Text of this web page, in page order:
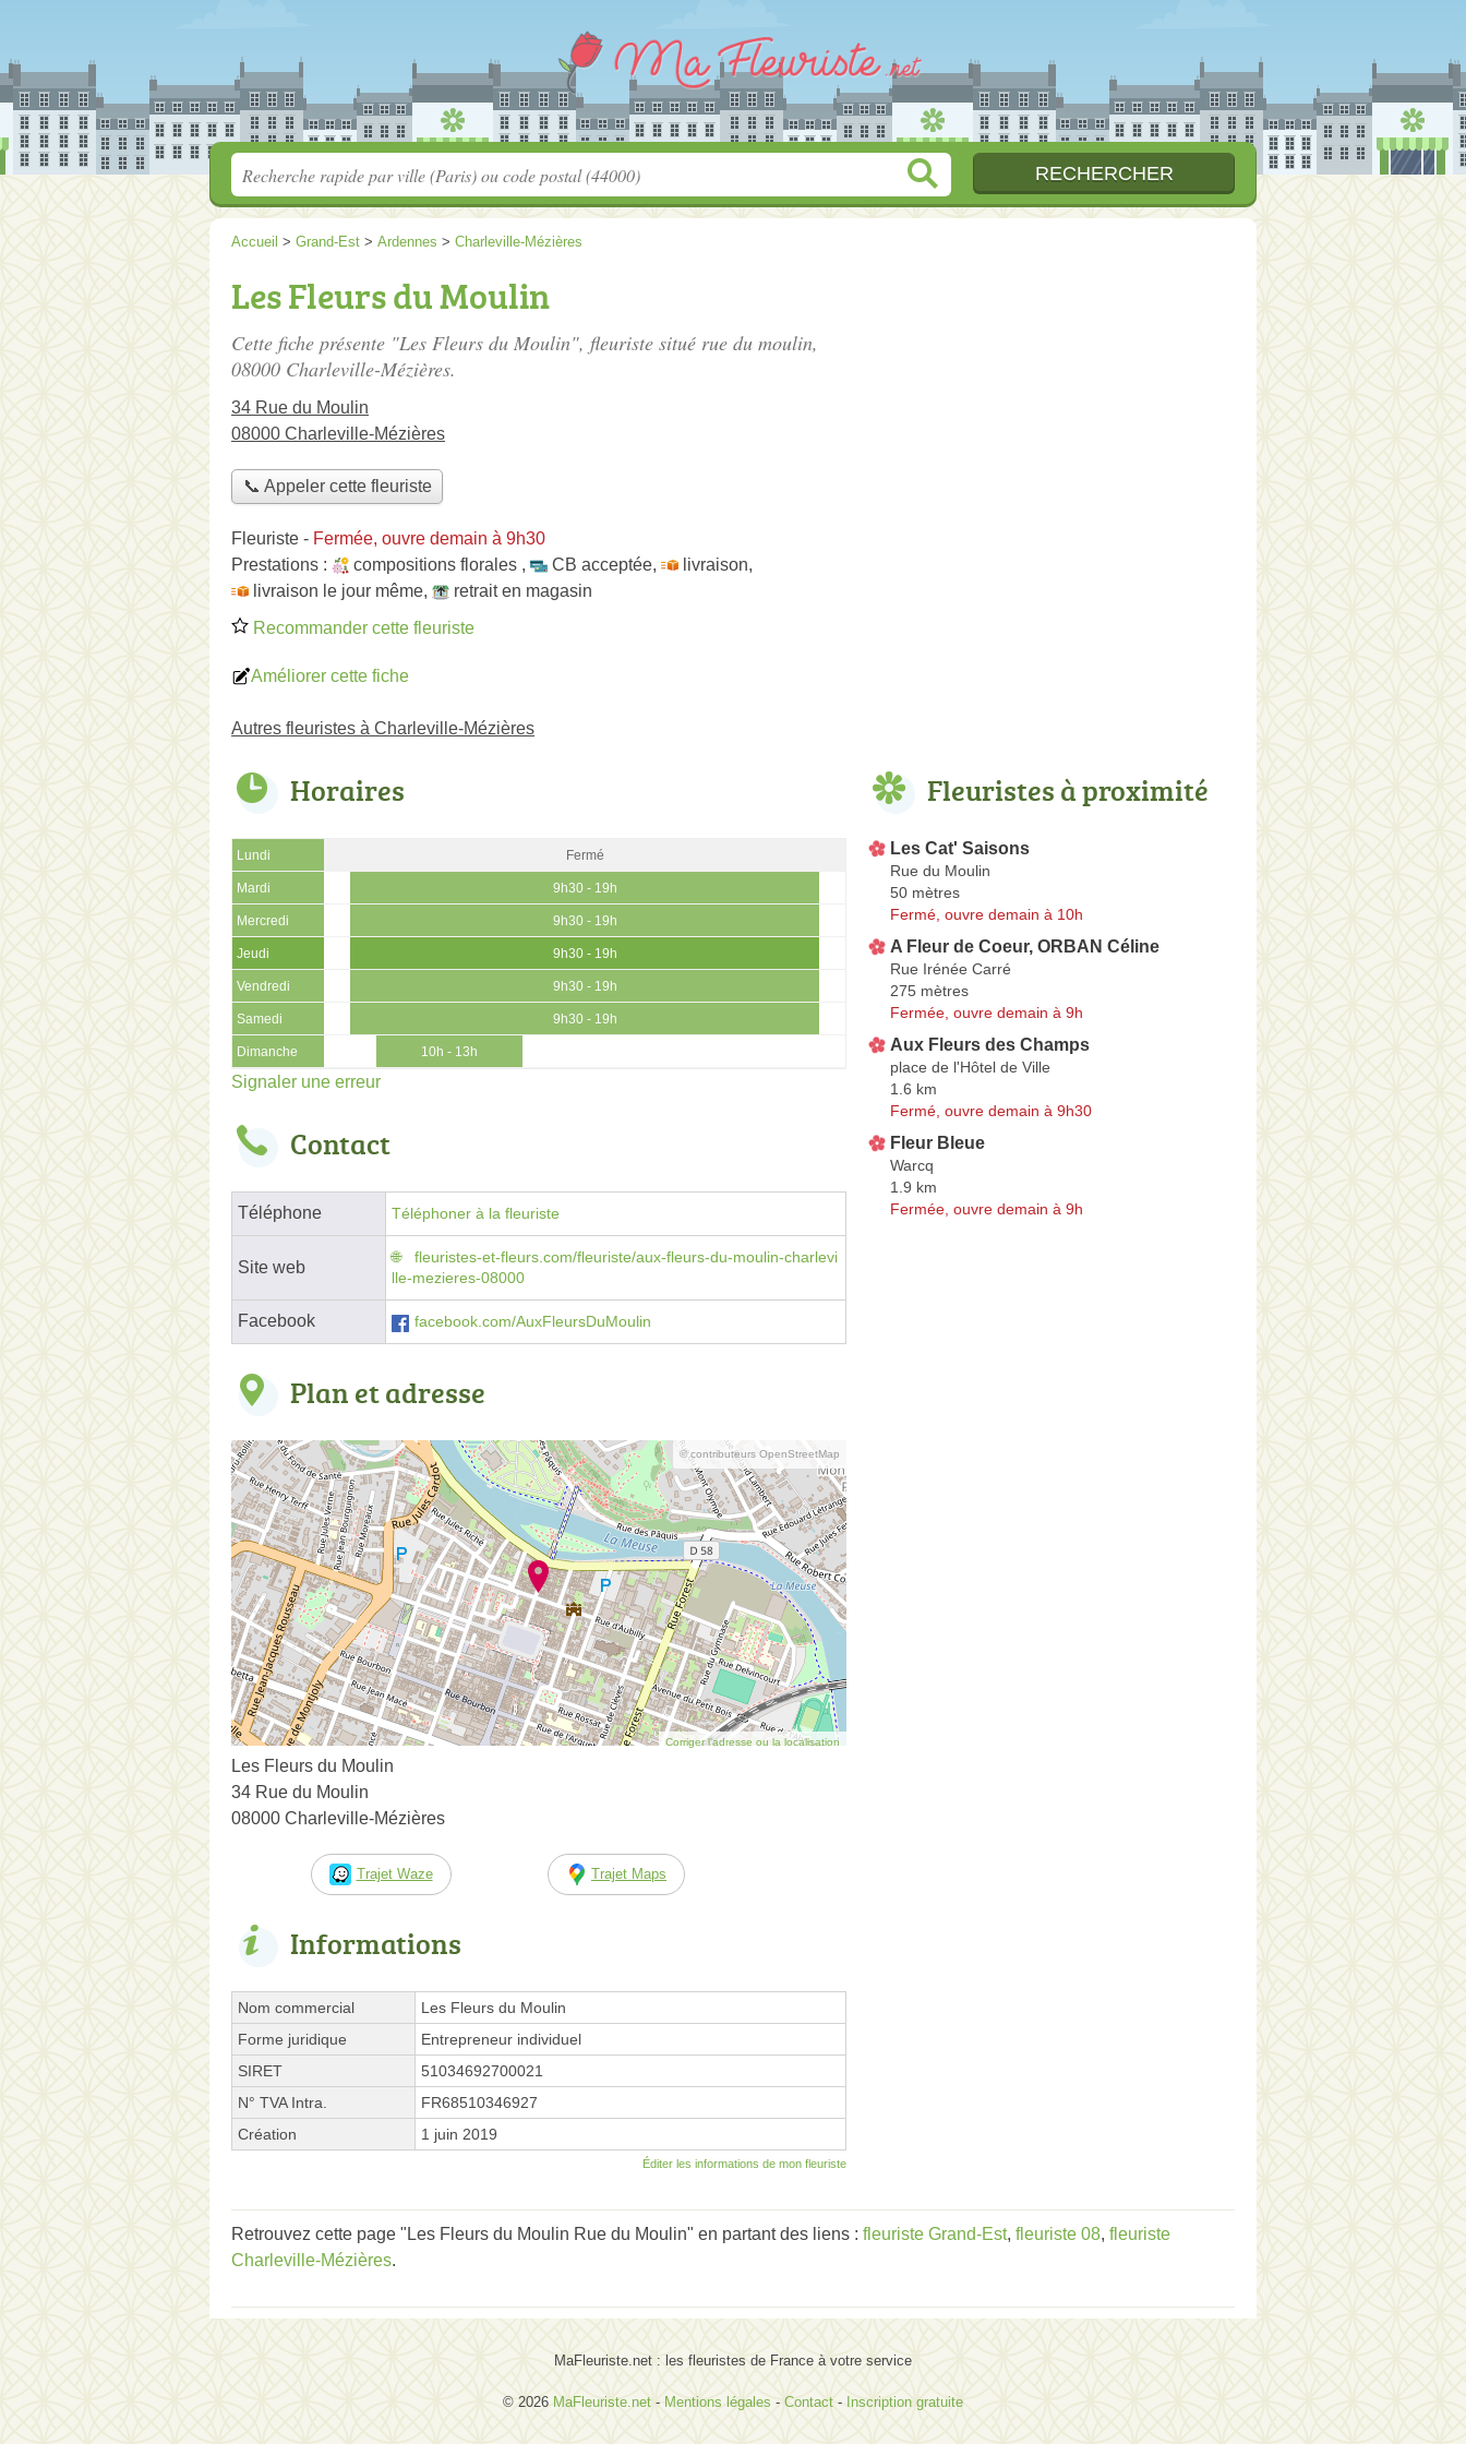
Accueil > Grand-Est > Ardennes > Charleville-Mézières
Les Fleurs du Moulin
Cette fiche présente "Les Fleurs du Moulin", fleuriste situé rue du moulin,
08000 Charleville-Mézières.
34 Rue du Moulin
08000 Charleville-Mézières
📞 Appeler cette fleuriste
Fleuriste - Fermée, ouvre demain à 9h30
Prestations :
compositions florales , CB acceptée, livraison,
livraison le jour même,
retrait en magasin
Recommander cette fleuriste
Améliorer cette fiche
Autres fleuristes à Charleville-Mézières
Horaires
Lundi Fermé
Mardi 9h30 - 19h
Mercredi 9h30 - 19h
Jeudi 9h30 - 19h
Vendredi 9h30 - 19h
Samedi 9h30 - 19h
Dimanche 10h - 13h
Signaler une erreur
Contact
Téléphone Téléphoner à la fleuriste
Site web
fleuristes-et-fleurs.com/fleuriste/aux-fleurs-du-moulin-charlevi
lle-mezieres-08000
Facebook facebook.com/AuxFleursDuMoulin
Plan et adresse
© contributeurs OpenStreetMap
Corriger l’adresse ou la localisation
Les Fleurs du Moulin
34 Rue du Moulin
08000 Charleville-Mézières
Trajet Waze Trajet Maps
Informations
Nom commercial
Les Fleurs du Moulin
Forme juridique
Entrepreneur individuel
SIRET
51034692700021
N° TVA Intra.
FR68510346927
Création
1 juin 2019
Éditer les informations de mon fleuriste
Fleuristes à proximité
Les Cat' Saisons
Rue du Moulin
50 mètres
Fermé, ouvre demain à 10h
A Fleur de Coeur, ORBAN Céline
Rue Irénée Carré
275 mètres
Fermée, ouvre demain à 9h
Aux Fleurs des Champs
place de l'Hôtel de Ville
1.6 km
Fermé, ouvre demain à 9h30
Fleur Bleue
Warcq
1.9 km
Fermée, ouvre demain à 9h
Retrouvez cette page "Les Fleurs du Moulin Rue du Moulin" en partant des liens : fleuriste Grand-Est, fleuriste 08, fleuriste
Charleville-Mézières.
MaFleuriste.net : les fleuristes de France à votre service
© 2026 MaFleuriste.net - Mentions légales - Contact - Inscription gratuite